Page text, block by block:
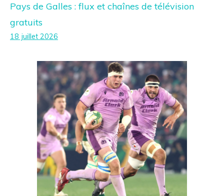
Pays de Galles : flux et chaînes de télévision
gratuits
18 juillet 2026